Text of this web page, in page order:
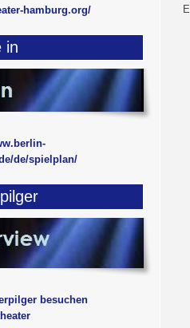
hamburg.org/
in
de/spielplan/
besuchen